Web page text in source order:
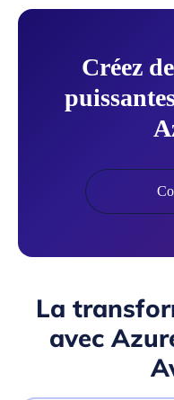
Créez
La
avec